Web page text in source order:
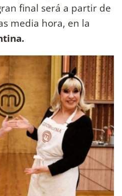
final será a partir de
media hora, en la